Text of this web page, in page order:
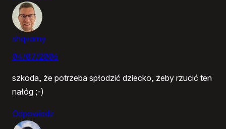
shqvarny
04/07/2006
szkoda, że potrzeba spłodzić dziecko, żeby rzucić ten
nałóg ;-)
Odpowiedz